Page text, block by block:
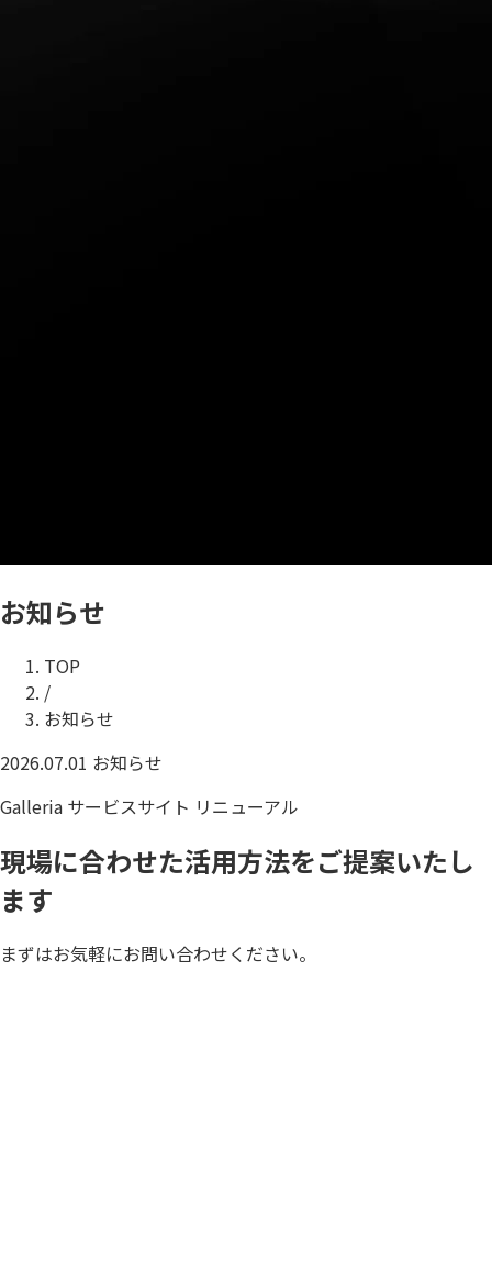
お知らせ
TOP
/
お知らせ
2026.07.01 お知らせ
Galleria サービスサイト リニューアル
現場に合わせた活用方法をご提案いたし
ます
まずはお気軽にお問い合わせください。